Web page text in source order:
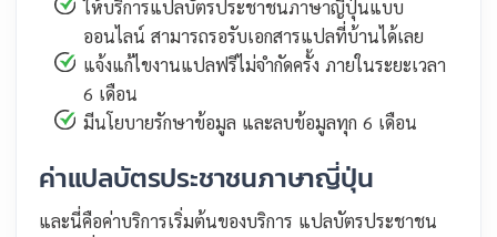
ให้บริการแปลบัตรประชาชนภาษาญี่ปุ่นแบบ
ออนไลน์ สามารถรอรับเอกสารแปลที่บ้านได้เลย
แจ้งแก้ไขงานแปลฟรีไม่จำกัดครั้ง ภายในระยะเวลา
6 เดือน
มีนโยบายรักษาข้อมูล และลบข้อมูลทุก 6 เดือน
ค่าแปลบัตรประชาชนภาษาญี่ปุ่น
และนี่คือค่าบริการเริ่มต้นของบริการ แปลบัตรประชาชน